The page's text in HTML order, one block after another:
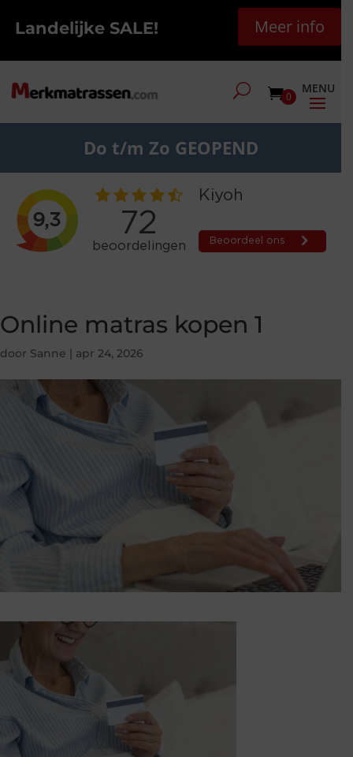
Landelijke SALE! Meer info
0
Do t/m Zo GEOPEND
Online matras kopen 1
door Sanne | apr 24, 2026